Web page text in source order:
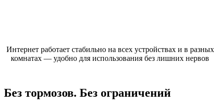
Интернет работает стабильно на всех устройствах и в разных
комнатах — удобно для использования без лишних нервов
Без тормозов. Без ограничений